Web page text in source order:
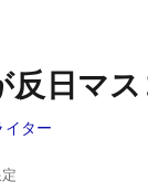
反日マ
イター